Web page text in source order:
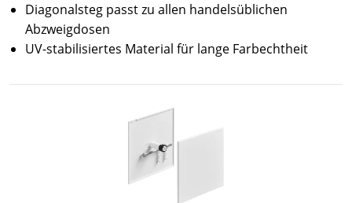
Diagonalsteg passt zu allen handelsüblichen
Abzweigdosen
UV-stabilisiertes Material für lange Farbechtheit